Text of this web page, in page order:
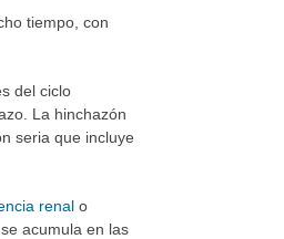
tiempo, con
del ciclo
La hinchazón
seria que incluye
renalo
acumula en las